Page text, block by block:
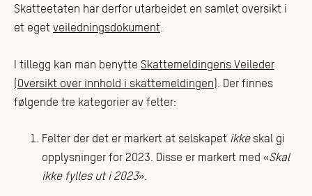
Skatteetaten har derfor utarbeidet en samlet oversikt i
et eget veiledningsdokument.
I tillegg kan man benytte Skattemeldingens Veileder
(Oversikt over innhold i skattemeldingen). Der finnes
følgende tre kategorier av felter:
Felter der det er markert at selskapet ikkeskal gi
opplysninger for 2023. Disse er markert med «Skal
ikke fylles ut i 2023».